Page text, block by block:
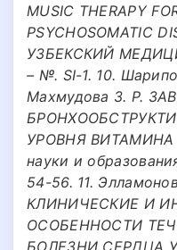
MUSIC THERAPY
PSYCHOSOMATIC
УЗБЕКСКИЙ
– №. SI-1. 10.
Махмудова З. Р.
УРОВНЯ ВИТАМИНА
науки и
54-56. 11.
КЛИНИЧЕСКИЕ И
ОСОБЕННОСТИ
БОЛЕЗНИ СЕРДЦА